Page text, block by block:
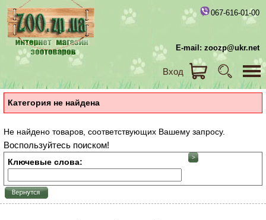
067-616-01-00
E-mail: zoozp@ukr.net
Вход
Категория не найдена
Не найдено товаров, соответствующих Вашему запросу.
Воспользуйтесь поиском!
Ключевые слова: